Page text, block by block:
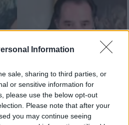
Information
sale, sharing to third parties, or
or sensitive information for
please use the below opt-out
Please note that after your
you may continue seeing